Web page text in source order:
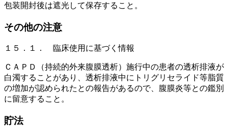
包装開封後は遮光して保存すること。
その他の注意
１５．１． 臨床使用に基づく情報
ＣＡＰＤ（持続的外来腹膜透析）施行中の患者の透析排液が
白濁することがあり、透析排液中にトリグリセライド等脂質
の増加が認められたとの報告があるので、腹膜炎等との鑑別
に留意すること。
貯法